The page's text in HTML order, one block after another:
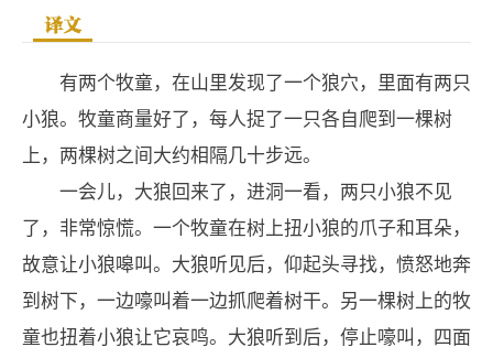
译文
有两个牧童，在山里发现了一个狼穴，里面有两只
小狼。牧童商量好了，每人捉了一只各自爬到一棵树
上，两棵树之间大约相隔几十步远。
一会儿，大狼回来了，进洞一看，两只小狼不见
了，非常惊慌。一个牧童在树上扭小狼的爪子和耳朵，
故意让小狼嗥叫。大狼听见后，仰起头寻找，愤怒地奔
到树下，一边嚎叫着一边抓爬着树干。另一棵树上的牧
童也扭着小狼让它哀鸣。大狼听到后，停止嚎叫，四面